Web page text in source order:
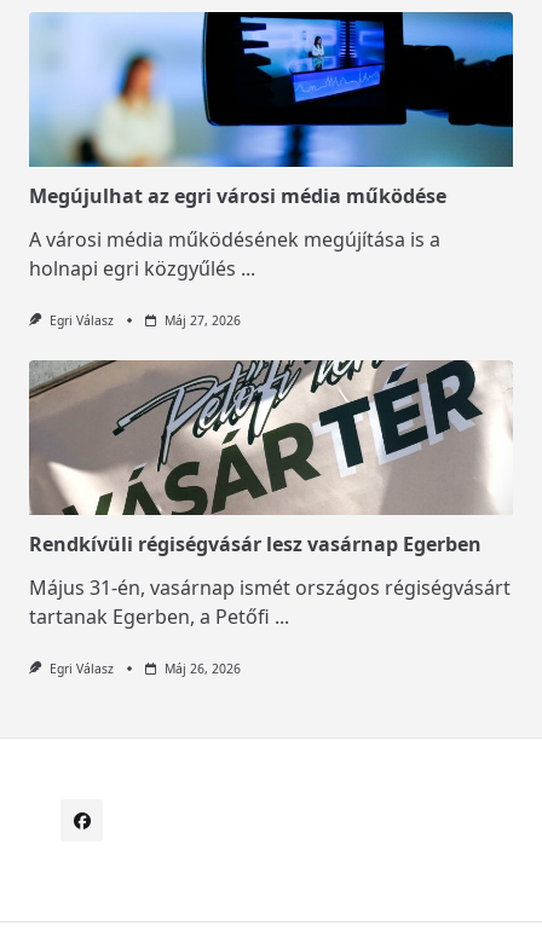
Megújulhat az egri városi média működése
A városi média működésének megújítása is a
holnapi egri közgyűlés ...
Egri Válasz Máj 27, 2026
Rendkívüli régiségvásár lesz vasárnap Egerben
Május 31-én, vasárnap ismét országos régiségvásárt
tartanak Egerben, a Petőfi ...
Egri Válasz Máj 26, 2026